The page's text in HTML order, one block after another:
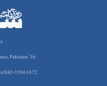
36/A, New Muslim Town, Lahore, Pakistan
35861872